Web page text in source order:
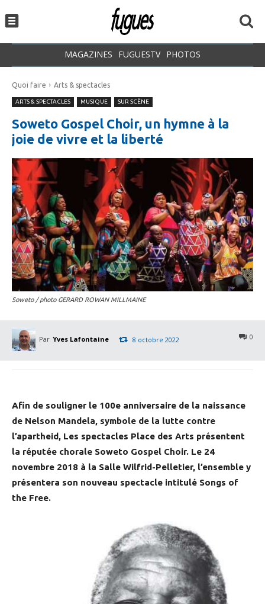
MAGAZINES FUGUESTV PHOTOS
Quoi faire Arts & spectacles
ARTS & SPECTACLES MUSIQUE SUR SCÈNE
Soweto Gospel Choir, un hymne à la
joie de vivre et la liberté
Soweto / photo GERARD ROWAN MILLMAINE
Par Yves Lafontaine 0
8 octobre 2022
Afin de souligner le 100e anniversaire de la naissance
de Nelson Mandela, symbole de la lutte contre
l’apartheid, Les spectacles Place des Arts présentent
la réputée chorale Soweto Gospel Choir. Le 24
novembre 2018 à la Salle Wilfrid-Pelletier, l’ensemble y
présentera son nouveau spectacle intitulé Songs of
the Free.